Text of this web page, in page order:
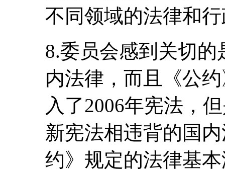
不同领域的法律和
8.委员会感到关切
内法律，而且《公
入了2006年宪法，
新宪法相违背的国
约》规定的法律基